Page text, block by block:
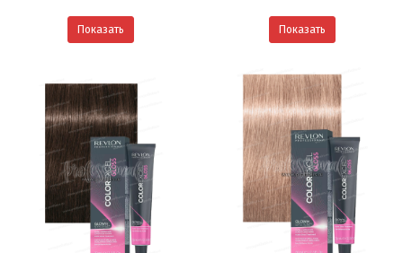
Показать Показать